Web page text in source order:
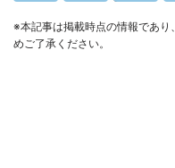
※本記事は掲載時点の情報であ
めご了承ください。